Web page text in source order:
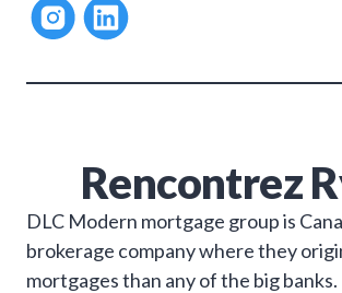
Rencontrez
DLC Modern mortgage group is
brokerage company where they
mortgages than any of the big